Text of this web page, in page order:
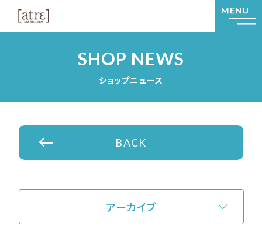
SHOP NEWS
ショップニュース
BACK
アーカイブ